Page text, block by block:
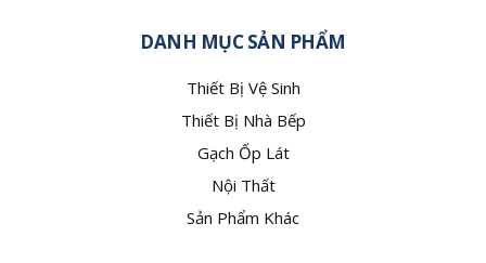
DANH MỤC SẢN PHẨM
Thiết Bị Vệ Sinh
Thiết Bị Nhà Bếp
Gạch Ốp Lát
Nội Thất
Sản Phẩm Khác